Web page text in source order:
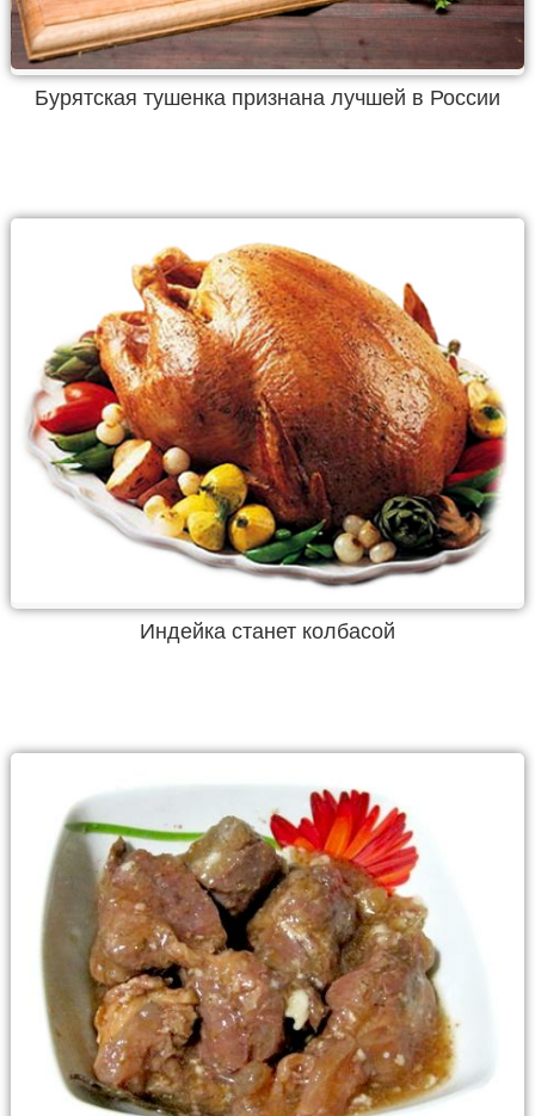
Бурятская тушенка признана лучшей в России
Индейка станет колбасой